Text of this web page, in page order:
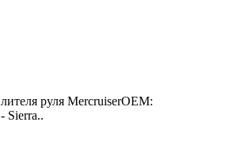
руля MercruiserOEM:
Sierra..